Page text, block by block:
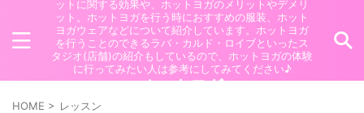
ットに関する効果や、ホットヨガのメリットやデメリ
ット。ホットヨガを行う時におすすめの服装、ホット
ヨガウェアなどについて紹介しています。ホットヨガ
を行うことのできるラバ・カルド・ロイブといったス
タジオ(店舗)の紹介もしているので、ホットヨガの体験
に行ってみたい人は参考にしてみてください♪
ホットヨガ
HOME > レッスン